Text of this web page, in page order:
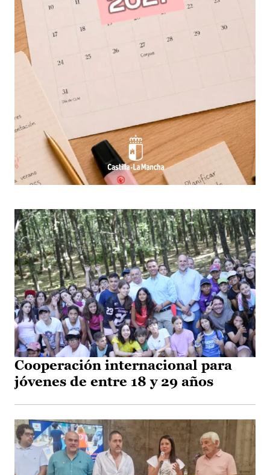
Cooperación internacional para
jóvenes de entre 18 y 29 años